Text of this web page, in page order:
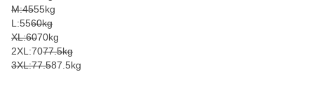
M:4555kg
L:5560kg
XL:6070kg
2XL:7077.5kg
3XL:77.587.5kg